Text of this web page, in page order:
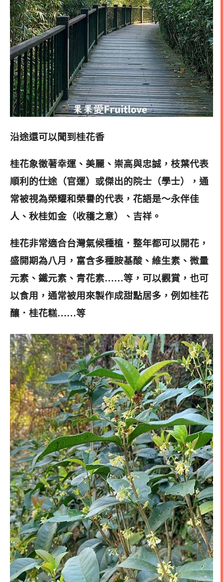
沿途還可以聞到桂花香
桂花象徵著幸運、美麗、崇高與忠誠，枝葉代表
順利的仕途（官運）或傑出的院士（學士），通
常被視為榮耀和榮譽的代表， 花語是～永伴佳
人、秋桂如金（收穫之意）、吉祥。
桂花非常適合台灣氣候種植．整年都可以開花，
盛開期為八月，富含多種胺基酸、維生素、微量
元素、鐵元素、青花素……等， 可以觀賞，也可
以食用，通常被用來製作成甜點居多，例如桂花
釀．桂花糕……等